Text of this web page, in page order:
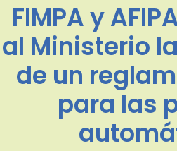
FIMPA y
al Ministerio
de un
para las